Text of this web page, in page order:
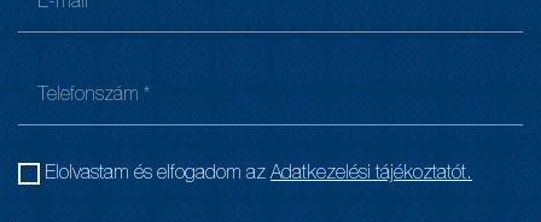
Elolvastam és elfogadom az Adatkezelési tájékoztatót.